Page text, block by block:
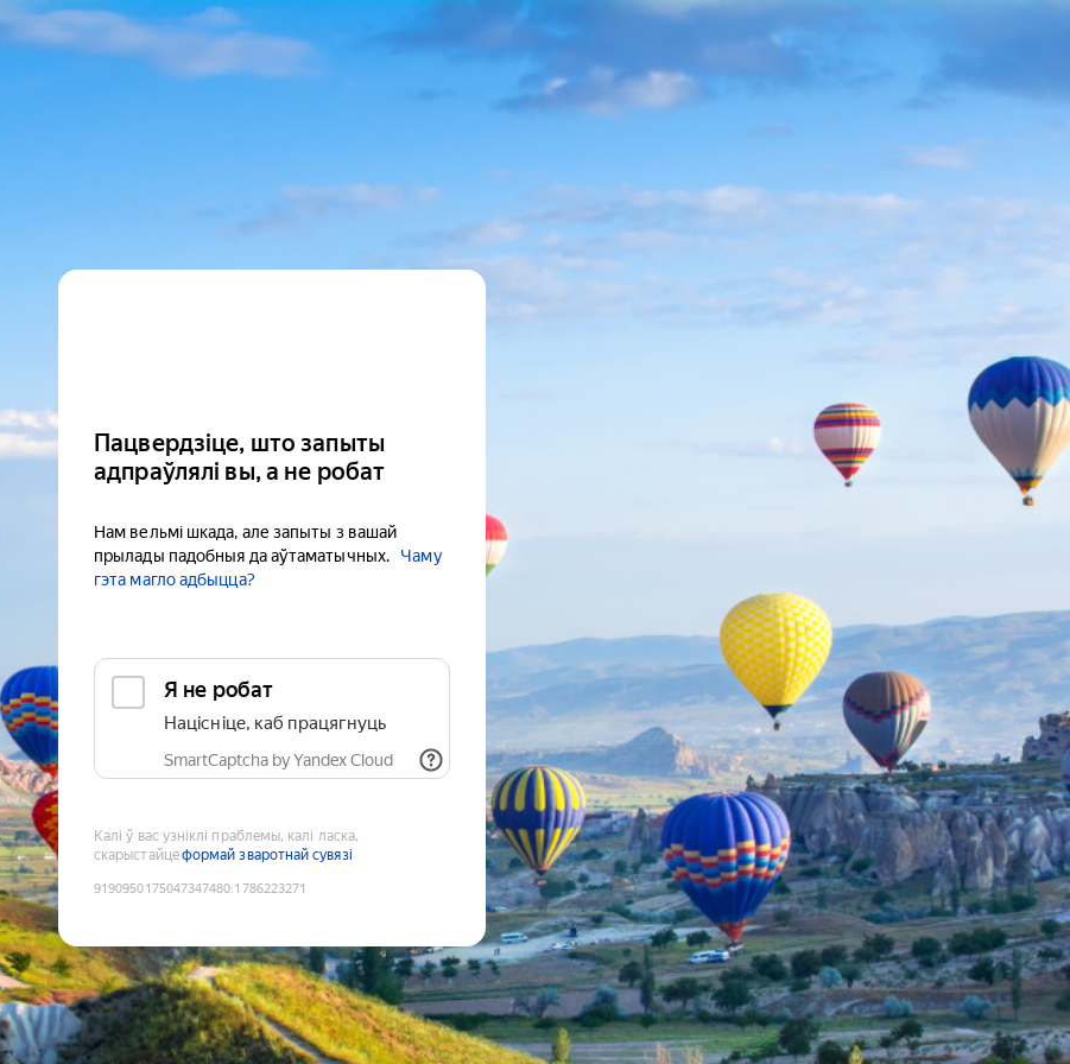
Пацвердзіце, што запыты
адпраўлялі вы, а не робат
Нам вельмі шкада, але запыты з вашай
прылады падобныя да аўтаматычных.
Чаму
гэта магло адбыцца?
Я не робат
Націсніце, каб працягнуць
SmartCaptcha by Yandex Cloud
Калі ў вас узніклі праблемы, калі ласка,
скарыстайцеформай зваротнай сувязі
9190950175047347480:1786223271